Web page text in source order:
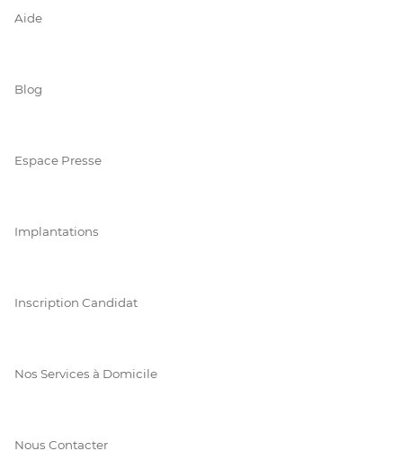
Aide
Blog
Espace Presse
Implantations
Inscription Candidat
Nos Services à Domicile
Nous Contacter